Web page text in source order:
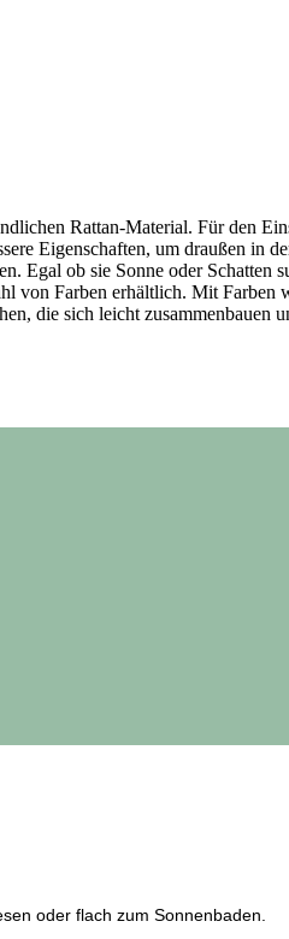
Rattan-Material. Für den
Eigenschaften, um draußen in
Egal ob sie Sonne oder Schatten
von Farben erhältlich. Mit Farben
die sich leicht zusammenbauen
oder flach zum Sonnenbaden.